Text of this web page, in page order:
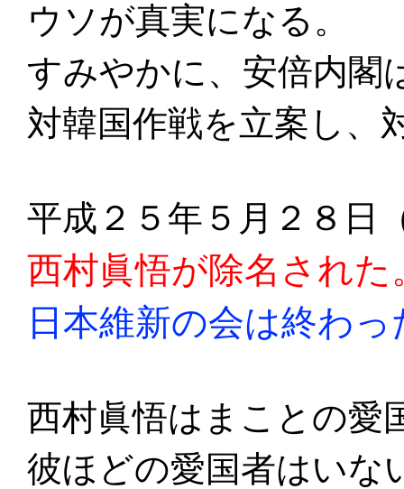
ウソが真実になる。
すみやかに、安倍内閣
対韓国作戦を立案し、
平成２５年５月２８日
西村眞悟が除名された
日本維新の会は終わ
西村眞悟はまことの愛
彼ほどの愛国者はいな